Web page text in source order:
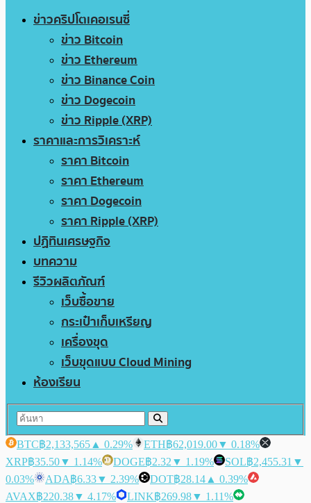
ข่าวคริปโตเคอเรนซี่
ข่าว Bitcoin
ข่าว Ethereum
ข่าว Binance Coin
ข่าว Dogecoin
ข่าว Ripple (XRP)
ราคาและการวิเคราะห์
ราคา Bitcoin
ราคา Ethereum
ราคา Dogecoin
ราคา Ripple (XRP)
ปฏิทินเศรษฐกิจ
บทความ
รีวิวผลิตภัณฑ์
เว็บซื้อขาย
กระเป๋าเก็บเหรียญ
เครื่องขุด
เว็บขุดแบบ Cloud Mining
ห้องเรียน
BTC฿2,133,565 ▲ 0.29% ETH฿62,019.00▼ 0.18%
XRP฿35.50▼ 1.14% DOGE฿2.32 ▼ 1.19% SOL฿2,455.31 ▼
0.03%
ADA฿6.33▼ 2.39% DOT฿28.14 ▲ 0.39%
AVAX฿220.38▼ 4.17% LINK฿269.98▼ 1.11%